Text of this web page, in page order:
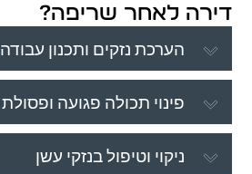
דירה לאחר שריפה?
הערכת נזקים ותכנון עבודה
פינוי תכולה פגועה ופסולת
ניקוי וטיפול בנזקי עשן